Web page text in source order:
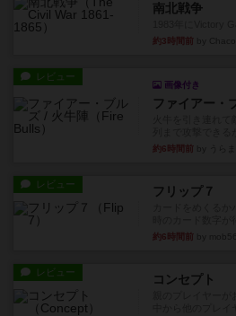
南北戦争
約3時間前
レビュー
画像付き
ファイアー・
約6時間前
レビュー フリップ７
約6時間前
レビュー コンセプト